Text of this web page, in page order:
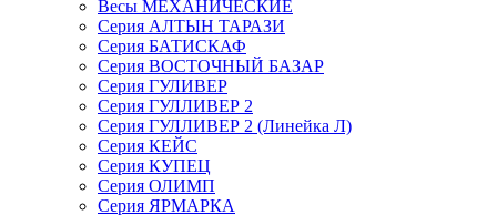
Весы МЕХАНИЧЕСКИЕ
Серия АЛТЫН ТАРАЗИ
Серия БАТИСКАФ
Серия ВОСТОЧНЫЙ БАЗАР
Серия ГУЛИВЕР
Серия ГУЛЛИВЕР 2
Серия ГУЛЛИВЕР 2 (Линейка Л)
Серия КЕЙС
Серия КУПЕЦ
Серия ОЛИМП
Серия ЯРМАРКА